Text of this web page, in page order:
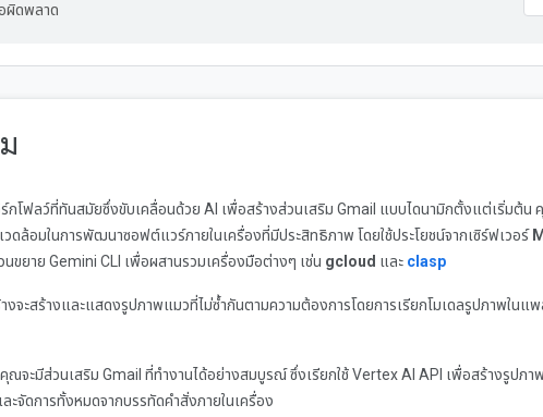
ผิดพลาด
วิร์กโฟลว์ที่ทันสมัยซึ่งขับเคลื่อนด้วย AI เพื่อสร้างส่วนเสริม Gmail แบบไดนามิกตั้งแต่เริ่มต้น
ดล้อมในการพัฒนาซอฟต์แวร์ภายในเครื่องที่มีประสิทธิภาพ โดยใช้ประโยชน์จากเซิร์ฟเวอร์
ขยาย Gemini CLI เพื่อผสานรวมเครื่องมือต่างๆ เช่น gcloud และ clasp
งจะสร้างและแสดงรูปภาพแมวที่ไม่ซ้ำกันตามความต้องการโดยการเรียกโมเดลรูปภาพใน
ณจะมีส่วนเสริม Gmail ที่ทำงานได้อย่างสมบูรณ์ ซึ่งเรียกใช้ Vertex AI API เพื่อสร้างรูปภา
ะจัดการทั้งหมดจากบรรทัดคำสั่งภายในเครื่อง